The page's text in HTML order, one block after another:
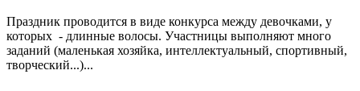
Праздник проводится в виде конкурса между девочками, у
которых - длинные волосы. Участницы выполняют много
заданий (маленькая хозяйка, интеллектуальный, спортивный,
творческий...)...